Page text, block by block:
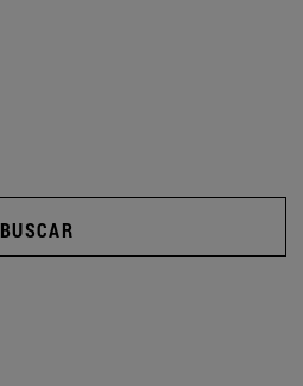
BUSCAR